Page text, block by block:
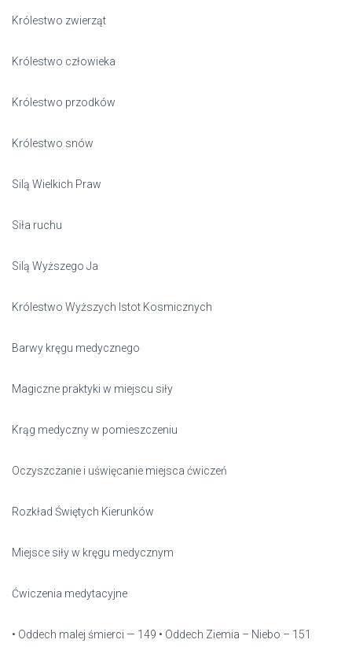
Królestwo zwierząt
Królestwo człowieka
Królestwo przodków
Królestwo snów
Silą Wielkich Praw
Siła ruchu
Silą Wyższego Ja
Królestwo Wyższych Istot Kosmicznych
Barwy kręgu medycznego
Magiczne praktyki w miejscu siły
Krąg medyczny w pomieszczeniu
Oczyszczanie i uświęcanie miejsca ćwiczeń
Rozkład Świętych Kierunków
Miejsce siły w kręgu medycznym
Ćwiczenia medytacyjne
• Oddech malej śmierci — 149 • Oddech Ziemia – Niebo – 151